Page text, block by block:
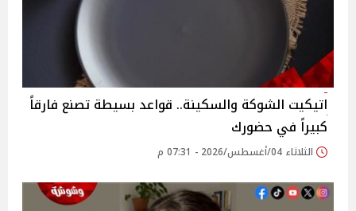
اتيكيت الشوكة والسكينة.. قواعد بسيطة تصنع فارقاً
كبيراً في حضورك
الثلاثاء 04/أغسطس/2026 - 07:31 م